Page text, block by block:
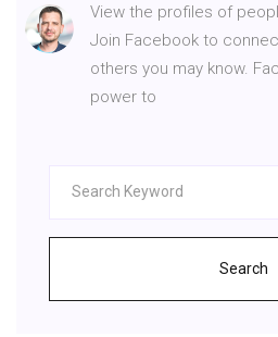
View the profiles of
Join Facebook to
others you may know.
power to
Search